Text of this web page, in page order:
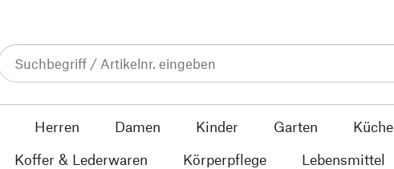
Herren Damen Kinder Garten Küche
Koffer & Lederwaren Körperpflege Lebensmittel